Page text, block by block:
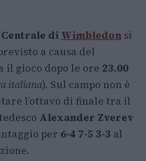
Centrale di Wimbledon si
a causa del
il gioco dopo le ore 23.00
italiana). Sul campo non è
l’ottavo di finale tra il
Alexander Zverev
per 6-4 7-5 3-3 al